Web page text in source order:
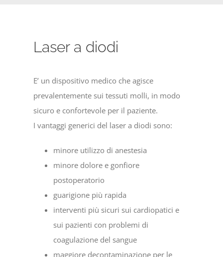
Laser a diodi
E’ un dispositivo medico che agisce
prevalentemente sui tessuti molli, in modo
sicuro e confortevole per il paziente.
I vantaggi generici del laser a diodi sono:
minore utilizzo di anestesia
minore dolore e gonfiore
postoperatorio
guarigione più rapida
interventi più sicuri sui cardiopatici e
sui pazienti con problemi di
coagulazione del sangue
maggiore decontaminazione per le